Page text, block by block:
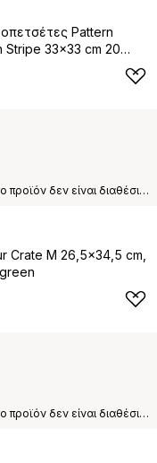
Pattern
Stripe 33x33 cm 20
Light blue-dusty blue
Αυτό το προϊόν δεν είναι διαθέσιμο στη χώρα παράδοσης που έχετε επιλέξει.
Crate M 26,5x34,5 cm,
Αυτό το προϊόν δεν είναι διαθέσιμο στη χώρα παράδοσης που έχετε επιλέξει.